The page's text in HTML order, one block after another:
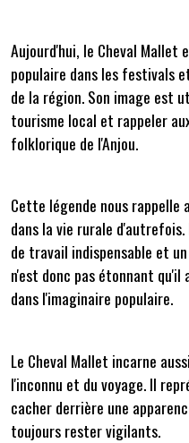
Aujourd'hui, le Cheval Mallet
populaire dans les festivals
de la région. Son image est
tourisme local et rappeler
folklorique de l'Anjou.
Cette légende nous rappelle
dans la vie rurale
de travail indispensable et
n'est donc pas étonnant
dans l'imaginaire populaire.
Le Cheval Mallet incarne
l'inconnu et du voyage. Il
cacher derrière une
toujours rester vigilants.